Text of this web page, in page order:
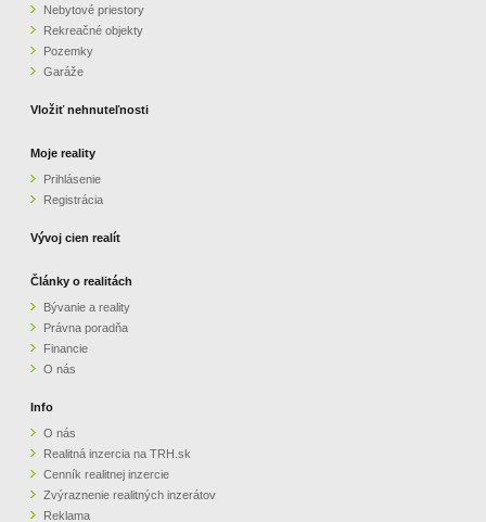
O NÁS
CENNÍK REALITNEJ INZERCIE
ZVÝRAZNENIE REALITNÝCH INZERÁTOV
PARTNERI
OBCHODNÉ PODMIENKY
KONTAKT
Nebytové priestory
Rekreačné objekty
Pozemky
Garáže
Vložiť nehnuteľnosti
Moje reality
Prihlásenie
Registrácia
Vývoj cien realít
Články o realitách
Bývanie a reality
Právna poradňa
Financie
O nás
Info
O nás
Realitná inzercia na TRH.sk
Cenník realitnej inzercie
Zvýraznenie realitných inzerátov
Reklama